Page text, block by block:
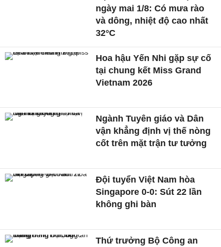
ngày mai 1/8: Có mưa rào
và dông, nhiệt độ cao nhất
32°C
Hoa hậu Yến Nhi gặp sự cố
tại chung kết Miss Grand
Vietnam 2026
Ngành Tuyên giáo và Dân
vận khẳng định vị thế nòng
cốt trên mặt trận tư tưởng
Đội tuyển Việt Nam hòa
Singapore 0-0: Sút 22 lần
không ghi bàn
Thứ trưởng Bộ Công an